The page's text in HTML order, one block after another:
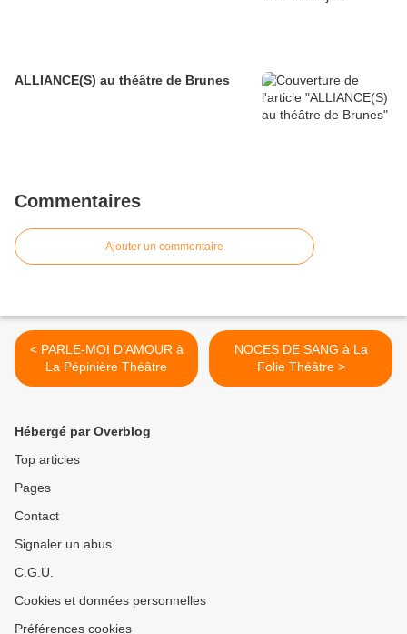
ALLIANCE(S) au théâtre de Brunes
Commentaires
Ajouter un commentaire
< PARLE-MOI D’AMOUR à
La Pépinière Théâtre
NOCES DE SANG à La
Folie Théâtre >
Hébergé par Overblog
Top articles
Pages
Contact
Signaler un abus
C.G.U.
Cookies et données personnelles
Préférences cookies